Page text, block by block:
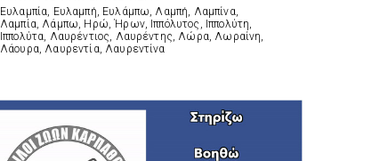
Ευλαμπία, Ευλαμπή, Ευλάμπω, Λαμπή, Λαμπίνα,
Λαμπία, Λάμπω, Ηρώ, Ήρων, Ιππόλυτος, Ιππολύτη,
Ιππολύτα, Λαυρέντιος, Λαυρέντης, Λώρα, Λωραίνη,
Λάουρα, Λαυρεντία, Λαυρεντίνα